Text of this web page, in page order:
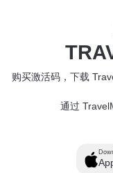
购买激活码，下载
通过